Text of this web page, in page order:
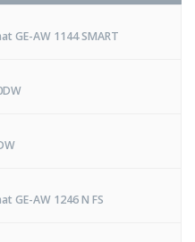
GE-AW 1144 SMART
GE-AW 1246 N FS